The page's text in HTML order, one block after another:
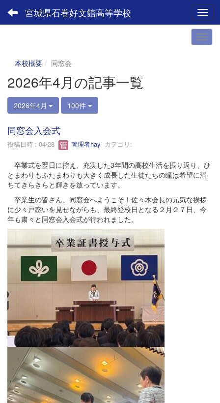
宮城県石巻好文館高等学校
本校概要 同窓会
2026年4月の記事一覧
2026年4月 100件
同窓会入会式
投稿日時 : 04/28 管理者hay カテゴリ:
卒業式を翌日に控え、充実した3年間の高校生活を振り返り、ひ
とまわりもふたまわりも大きく成長した生徒たちの瞳は希望に満
ちてきらきらと輝きを放っています。
卒業生の皆さん、同窓会へようこそ！佐々木会長の元気な挨拶
に少々戸惑いを見せながらも、最終登校日となる２月２７日、今
年も粛々と同窓会入会式が行われました。